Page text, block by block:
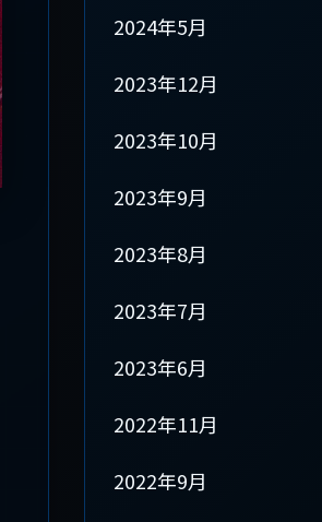
2024年5月
2023年12月
2023年10月
2023年9月
2023年8月
2023年7月
2023年6月
2022年11月
2022年9月